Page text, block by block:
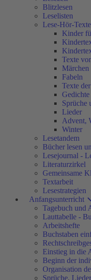
Blitzlesen
Leselisten
Lese-Hör-Texte
Kinder
Texte
Märchen
Fabeln
Texte
Gedichte
Sprüche
Lieder
Advent,
Winter
Lesetandem
Bücher lesen
Lesejournal -
Literaturzirkel
Gemeinsame
Textarbeit
Lesestrategien
Anfangsunterricht
Tagebuch und
Lauttabelle -
Arbeitshefte
Buchstaben
Einstieg in die
Beginn der
Organisation
Sprüche,